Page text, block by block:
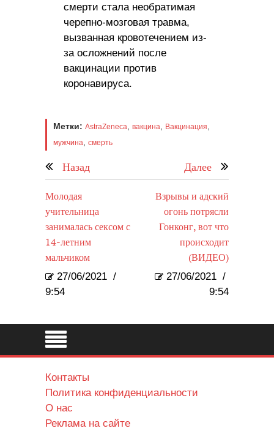
смерти стала необратимая
черепно-мозговая травма,
вызванная кровотечением из-
за осложнений после
вакцинации против
коронавируса.
Метки: AstraZeneca вакцина Вакцинация
мужчина смерть
Назад Далее
Молодая
учительница
занималась сексом с
14-летним
мальчиком
27/06/2021 /
9:54
Взрывы и адский
огонь потрясли
Гонконг, вот что
происходит
(ВИДЕО)
27/06/2021 /
9:54
Контакты
Политика конфиденциальности
О нас
Реклама на сайте